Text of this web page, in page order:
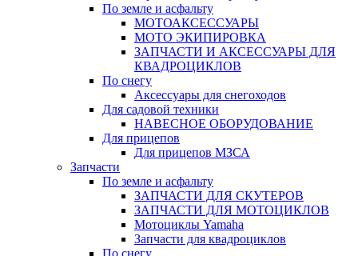
По земле и асфальту
МОТОАКСЕССУАРЫ
МОТО ЭКИПИРОВКА
ЗАПЧАСТИ И АКСЕССУАРЫ ДЛЯ
КВАДРОЦИКЛОВ
По снегу
Аксессуары для снегоходов
Для садовой техники
НАВЕСНОЕ ОБОРУДОВАНИЕ
Для прицепов
Для прицепов МЗСА
Запчасти
По земле и асфальту
ЗАПЧАСТИ ДЛЯ СКУТЕРОВ
ЗАПЧАСТИ ДЛЯ МОТОЦИКЛОВ
Мотоциклы Yamaha
Запчасти для квадроциклов
По снегу